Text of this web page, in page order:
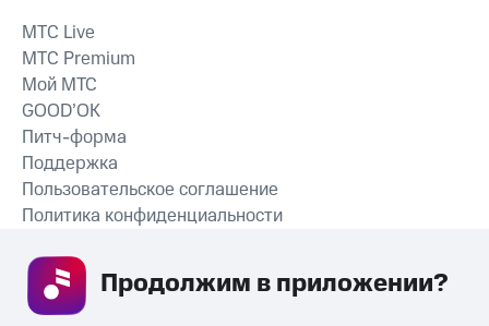
СКАЧАТЬ ПРИЛОЖЕНИЕ
MTС Live
MTС Premium
Мой МТС
GOOD’OK
Питч-форма
Поддержка
Пользовательское соглашение
Политика конфиденциальности